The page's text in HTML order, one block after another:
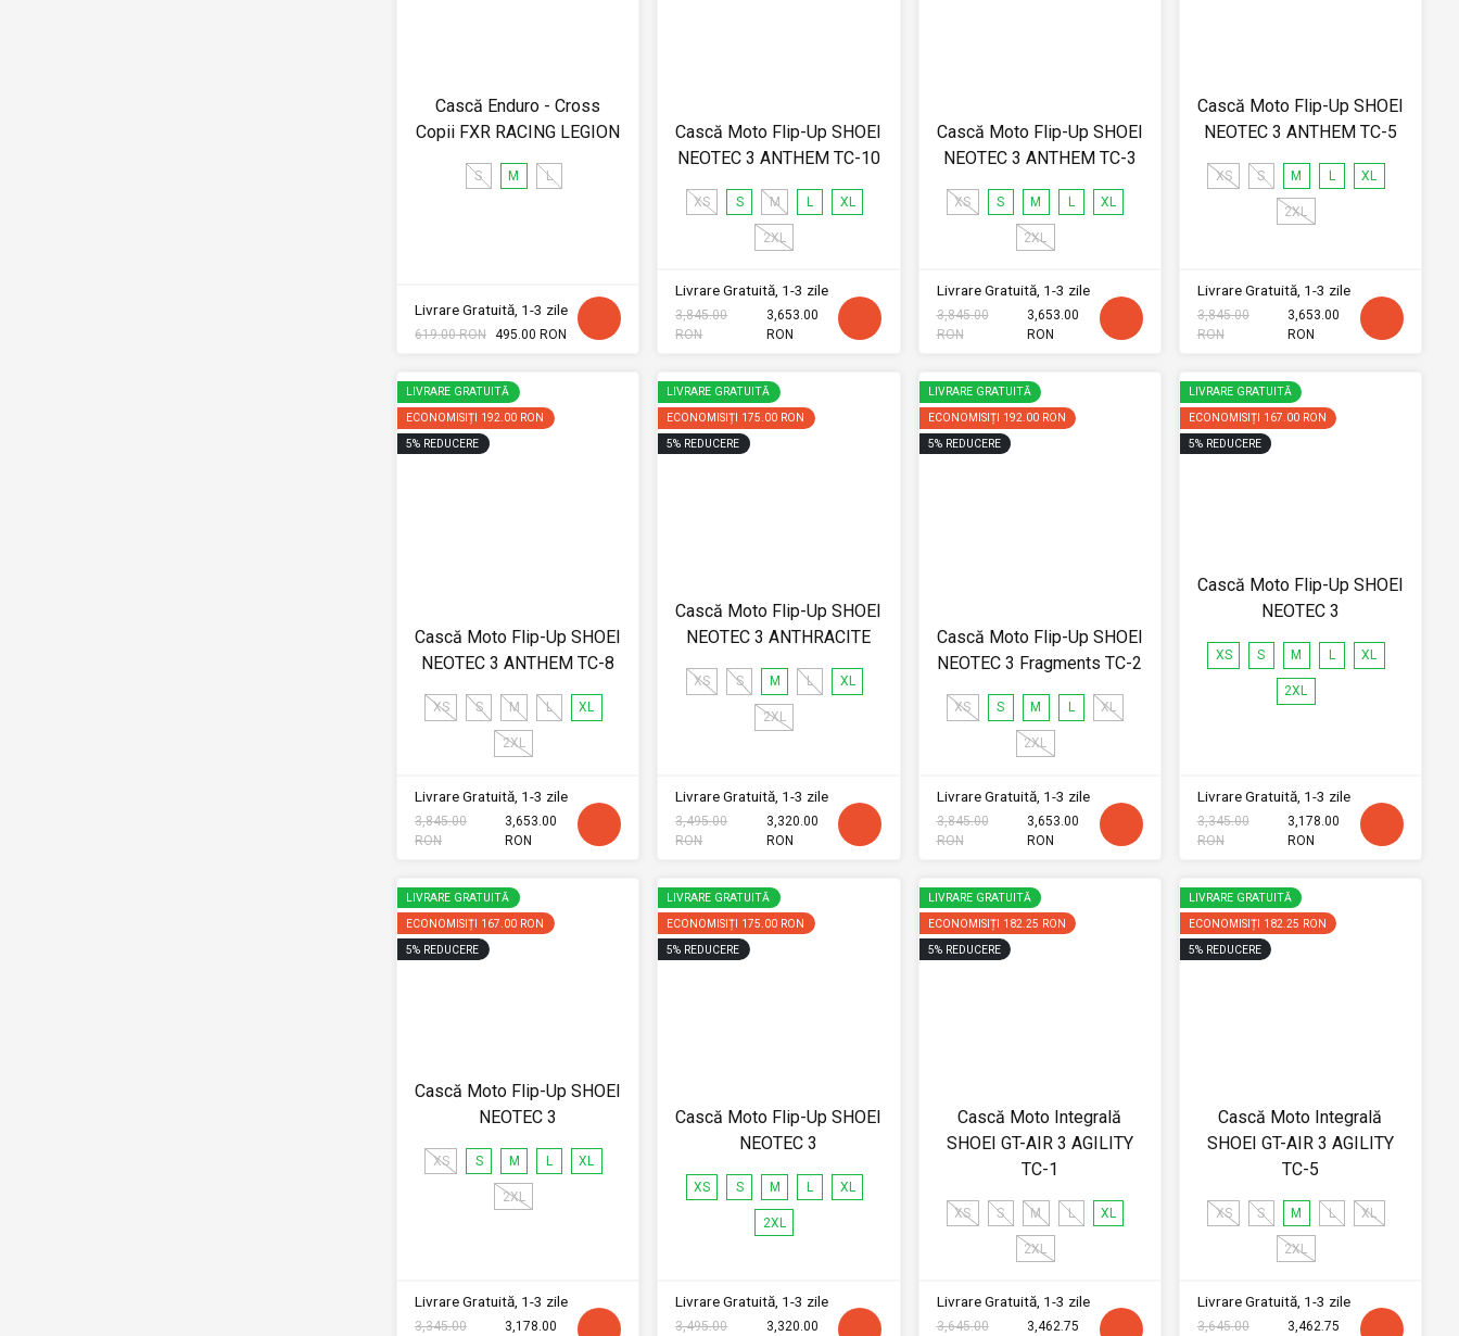
Cască Enduro - Cross
Copii FXR RACING LEGION
S M L
Livrare Gratuită, 1-3 zile
619.00 RON 495.00 RON
Cască Moto Flip-Up SHOEI
NEOTEC 3 ANTHEM TC-10
XS S M L XL
2XL
Livrare Gratuită, 1-3 zile
3,845.00
RON
3,653.00
RON
Cască Moto Flip-Up SHOEI
NEOTEC 3 ANTHEM TC-3
XS S M L XL
2XL
Livrare Gratuită, 1-3 zile
3,845.00
RON
3,653.00
RON
Cască Moto Flip-Up SHOEI
NEOTEC 3 ANTHEM TC-5
XS S M L XL
2XL
Livrare Gratuită, 1-3 zile
3,845.00
RON
3,653.00
RON
LIVRARE GRATUITĂ
ECONOMISIȚI 192.00 RON
5% REDUCERE
Cască Moto Flip-Up SHOEI
NEOTEC 3 ANTHEM TC-8
XS S M L XL
2XL
Livrare Gratuită, 1-3 zile
3,845.00
RON
3,653.00
RON
LIVRARE GRATUITĂ
ECONOMISIȚI 175.00 RON
5% REDUCERE
Cască Moto Flip-Up SHOEI
NEOTEC 3 ANTHRACITE
XS S M L XL
2XL
Livrare Gratuită, 1-3 zile
3,495.00
RON
3,320.00
RON
LIVRARE GRATUITĂ
ECONOMISIȚI 192.00 RON
5% REDUCERE
Cască Moto Flip-Up SHOEI
NEOTEC 3 Fragments TC-2
XS S M L XL
2XL
Livrare Gratuită, 1-3 zile
3,845.00
RON
3,653.00
RON
LIVRARE GRATUITĂ
ECONOMISIȚI 167.00 RON
5% REDUCERE
Cască Moto Flip-Up SHOEI
NEOTEC 3
XS S M L XL
2XL
Livrare Gratuită, 1-3 zile
3,345.00
RON
3,178.00
RON
LIVRARE GRATUITĂ
ECONOMISIȚI 167.00 RON
5% REDUCERE
Cască Moto Flip-Up SHOEI
NEOTEC 3
XS S M L XL
2XL
Livrare Gratuită, 1-3 zile
3,345.00
3,178.00
LIVRARE GRATUITĂ
ECONOMISIȚI 175.00 RON
5% REDUCERE
Cască Moto Flip-Up SHOEI
NEOTEC 3
XS S M L XL
2XL
Livrare Gratuită, 1-3 zile
3,495.00
3,320.00
LIVRARE GRATUITĂ
ECONOMISIȚI 182.25 RON
5% REDUCERE
Cască Moto Integrală
SHOEI GT-AIR 3 AGILITY
TC-1
XS S M L XL
2XL
Livrare Gratuită, 1-3 zile
3,645.00
3,462.75
LIVRARE GRATUITĂ
ECONOMISIȚI 182.25 RON
5% REDUCERE
Cască Moto Integrală
SHOEI GT-AIR 3 AGILITY
TC-5
XS S M L XL
2XL
Livrare Gratuită, 1-3 zile
3,645.00
3,462.75